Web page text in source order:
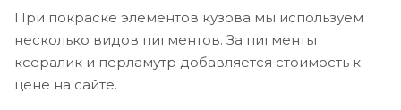
При покраске элементов кузова мы используем
несколько видов пигментов. За пигменты
ксералик и перламутр добавляется стоимость к
цене на сайте.